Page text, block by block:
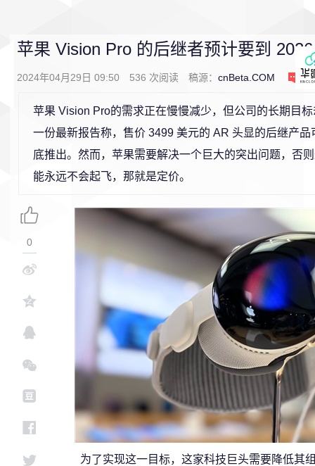
苹果 Vision Pro 的后继者预计要到
2024年04月29日 09:50 536 次阅读 稿源： cnBeta.COM 0
苹果 Vision Pro的需求正在慢慢减少，但公司的长期目
一份最新报告称，售价 3499 美元的 AR 头显的后继产品
底推出。然而，苹果需要解决一个巨大的突出问题，否
能永远不会起飞，那就是定价。
为了实现这一目标，这家科技巨头需要降低其
0